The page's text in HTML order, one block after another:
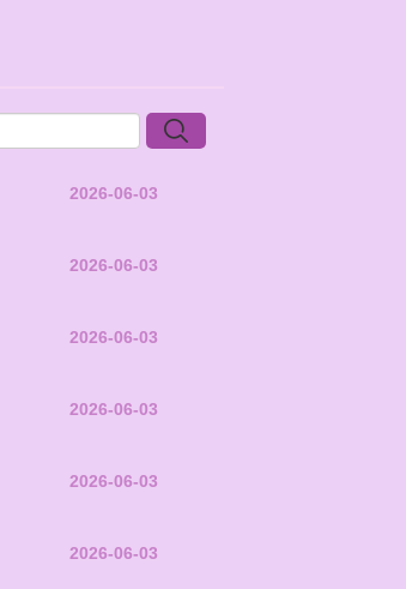
2026-06-03
2026-06-03
2026-06-03
2026-06-03
2026-06-03
2026-06-03